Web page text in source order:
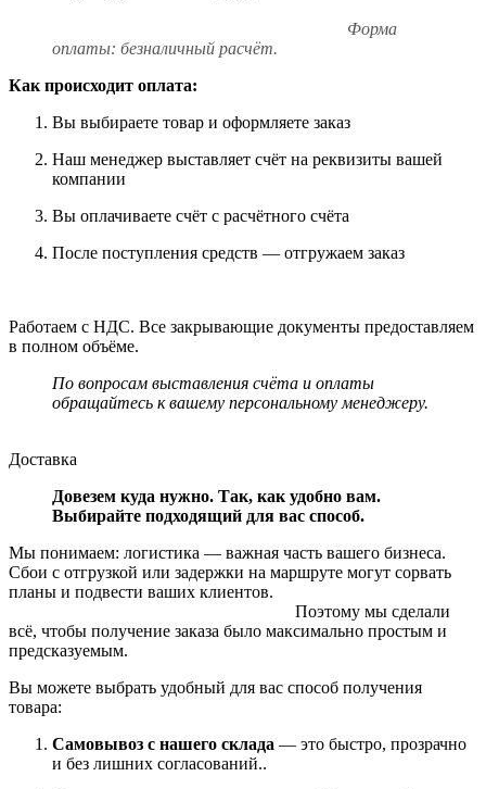
Форма
оплаты: безналичный расчёт.
Как происходит оплата:
Вы выбираете товар и оформляете заказ
Наш менеджер выставляет счёт на реквизиты вашей
компании
Вы оплачиваете счёт с расчётного счёта
После поступления средств — отгружаем заказ
Работаем с НДС. Все закрывающие документы предоставляем
в полном объёме.
По вопросам выставления счёта и оплаты
обращайтесь к вашему персональному менеджеру.
Доставка
Довезем куда нужно. Так, как удобно вам.
Выбирайте подходящий для вас способ.
Мы понимаем: логистика — важная часть вашего бизнеса.
Сбои с отгрузкой или задержки на маршруте могут сорвать
планы и подвести ваших клиентов.
Поэтому мы сделали
всё, чтобы получение заказа было максимально простым и
предсказуемым.
Вы можете выбрать удобный для вас способ получения
товара:
Самовывоз с нашего склада — это быстро, прозрачно
и без лишних согласований..